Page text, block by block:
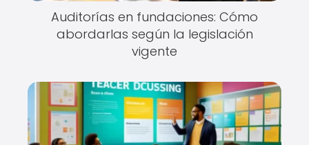
Auditorías en fundaciones: Cómo
abordarlas según la legislación
vigente